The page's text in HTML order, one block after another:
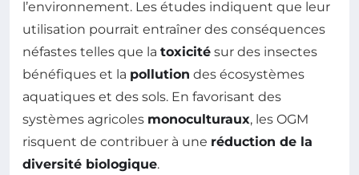
l’environnement. Les études indiquent que leur
utilisation pourrait entraîner des conséquences
néfastes telles que la toxicité sur des insectes
bénéfiques et la pollution des écosystèmes
aquatiques et des sols. En favorisant des
systèmes agricoles monoculturaux, les OGM
risquent de contribuer à une réduction de la
diversité biologique.